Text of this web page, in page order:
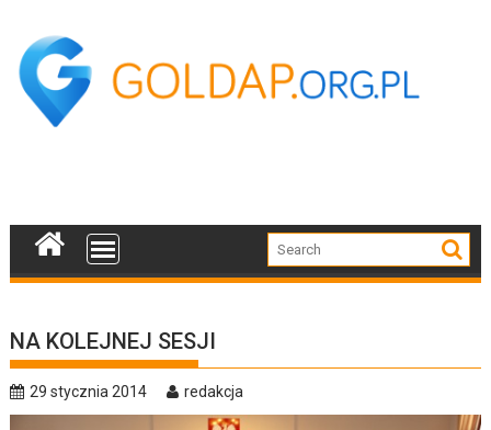
content
NA KOLEJNEJ SESJI
29 stycznia 2014 redakcja